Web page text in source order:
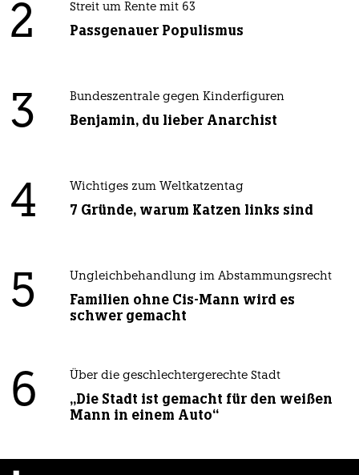
2 Streit um Rente mit 63
Passgenauer Populismus
3 Bundeszentrale gegen Kinderfiguren
Benjamin, du lieber Anarchist
4 Wichtiges zum Weltkatzentag
7 Gründe, warum Katzen links sind
5 Ungleichbehandlung im Abstammungsrecht
Familien ohne Cis-Mann wird es
schwer gemacht
6 Über die geschlechtergerechte Stadt
„Die Stadt ist gemacht für den weißen
Mann in einem Auto“